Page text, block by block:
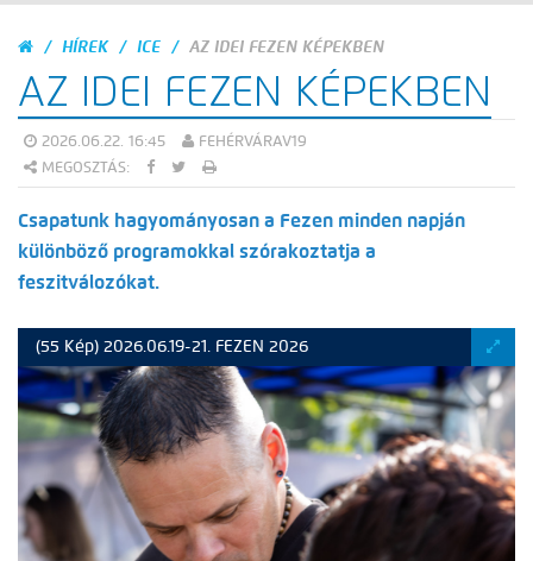
HÍREK ICE AZ IDEI FEZEN KÉPEKBEN
AZ IDEI FEZEN KÉPEKBEN
2026.06.22. 16:45
FEHÉRVÁRAV19
MEGOSZTÁS:
Csapatunk hagyományosan a Fezen minden napján
különböző programokkal szórakoztatja a
feszitválozókat.
(55 Kép) 2026.06.19-21. FEZEN 2026